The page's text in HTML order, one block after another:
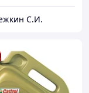
С.И.